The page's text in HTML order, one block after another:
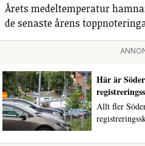
Årets medeltemperatur
de senaste årens
Här är
Allt fler